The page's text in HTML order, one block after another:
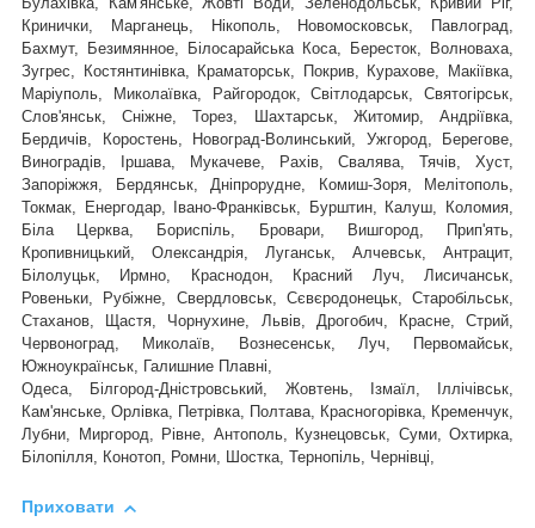
Кринички, Марганець, Нікополь, Новомосковськ, Павлоград,
Бахмут, Безимянное, Білосарайська Коса, Бересток, Волноваха,
Зугрес, Костянтинівка, Краматорськ, Покрив, Курахове, Макіївка,
Маріуполь, Миколаївка, Райгородок, Світлодарськ, Святогірськ,
Слов'янськ, Сніжне, Торез, Шахтарськ, Житомир, Андріївка,
Бердичів, Коростень, Новоград-Волинський, Ужгород, Берегове,
Виноградів, Іршава, Мукачеве, Рахів, Свалява, Тячів, Хуст,
Запоріжжя, Бердянськ, Дніпрорудне, Комиш-Зоря, Мелітополь,
Токмак, Енергодар, Івано-Франківськ, Бурштин, Калуш, Коломия,
Біла Церква, Бориспіль, Бровари, Вишгород, Прип'ять,
Кропивницький, Олександрія, Луганськ, Алчевськ, Антрацит,
Білолуцьк, Ирмно, Краснодон, Красний Луч, Лисичанськ,
Ровеньки, Рубіжне, Свердловськ, Сєвєродонецьк, Старобільськ,
Стаханов, Щастя, Чорнухине, Львів, Дрогобич, Красне, Стрий,
Червоноград,
Миколаїв, Вознесенськ, Луч, Первомайськ,
Южноукраїнськ, Галишние Плавні,
Одеса, Білгород-Дністровський, Жовтень, Ізмаїл, Іллічівськ,
Кам'янське, Орлівка, Петрівка, Полтава, Красногорівка, Кременчук,
Лубни, Миргород, Рівне, Антополь, Кузнецовськ, Суми, Охтирка,
Білопілля, Конотоп, Ромни, Шостка, Тернопіль, Чернівці,
Приховати